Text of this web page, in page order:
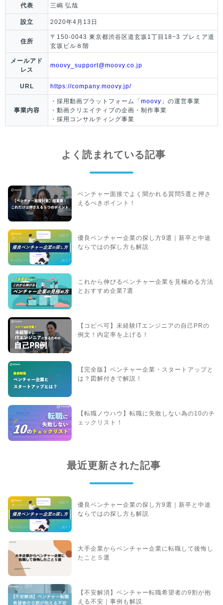
代表 三嶋 弘哉
設立 2020年4月13日
住所
〒150-0043 東京都渋谷区道玄坂1丁目18−3 プレミア道
玄坂ビル８階
メールアド
レス
moovy_support@moovy.co.jp
URL https://company.moovy.jp/
事業内容
・採用動画プラットフォーム「 moovy 」の運営事業
・動画クリエイティブの企画・制作事業
・採用コンサルティング事業
よく読まれている記事
ベンチャー面接でよく聞かれる質問5選と押さ
えるべきポイント！
優良ベンチャー企業の探し方9選｜新卒と中途
ならではの探し方も解説
これから伸びるベンチャー企業を見極める方法
とおすすめ企業7選
【コピペ可】未経験ITエンジニアの自己PRの
例文！内定率を上げる！
【完全版】ベンチャー企業・スタートアップと
は？図解付きで解説！
【転職ノウハウ】転職に失敗しない為の10のチ
ェックリスト！
最近更新された記事
優良ベンチャー企業の探し方9選｜新卒と中途
ならではの探し方も解説
大手企業からベンチャー企業に転職して後悔し
たこと５選
【不安解消】ベンチャー転職希望者の9割が抱
える不安｜事例も解説